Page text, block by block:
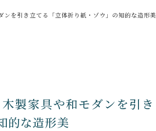
を引き立てる「立体折り紙・ゾウ」の知的な造形美
製家具や和モダンを引き
的な造形美